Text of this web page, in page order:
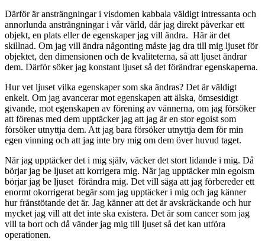
Därför är ansträngningar i visdomen kabbala väldigt intressanta och
annorlunda ansträngningar i vår värld, där jag direkt påverkar ett
objekt, en plats eller de egenskaper jag vill ändra. Här är det
skillnad. Om jag vill ändra någonting måste jag dra till mig ljuset för
objektet, den dimensionen och de kvaliteterna, så att ljuset ändrar
dem. Därför söker jag konstant ljuset så det förändrar egenskaperna.
Hur vet ljuset vilka egenskaper som ska ändras? Det är väldigt
enkelt. Om jag avancerar mot egenskapen att älska, ömsesidigt
givande, mot egenskapen av förening av vännerna, om jag försöker
att förenas med dem upptäcker jag att jag är en stor egoist som
försöker utnyttja dem. Att jag bara försöker utnyttja dem för min
egen vinning och att jag inte bry mig om dem över huvud taget.
När jag upptäcker det i mig själv, väcker det stort lidande i mig. Då
börjar jag be ljuset att korrigera mig. När jag upptäcker min egoism
börjar jag be ljuset förändra mig. Det vill säga att jag förbereder ett
enormt okorrigerat begär som jag upptäcker i mig och jag känner
hur frånstötande det är. Jag känner att det är avskräckande och hur
mycket jag vill att det inte ska existera. Det är som cancer som jag
vill ta bort och då vänder jag mig till ljuset så det kan utföra
operationen.